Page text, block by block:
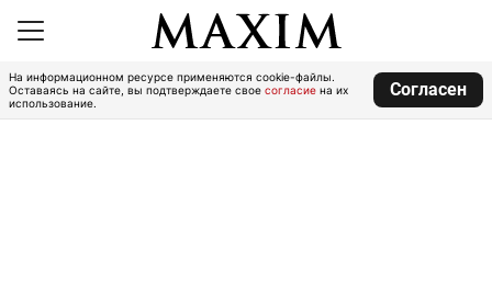
На информационном ресурсе применяются cookie-файлы.
Оставаясь на сайте, вы подтверждаете свое согласие на их
использование.
Согласен